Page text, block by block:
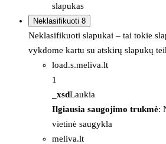
slapukas
Neklasifikuoti 8
Neklasifikuoti slapukai – tai tokie
vykdome kartu su atskirų slapukų
load.s.meliva.lt
1
_xsdLaukia
Ilgiausia saugojimo trukmė:
vietinė saugykla
meliva.lt